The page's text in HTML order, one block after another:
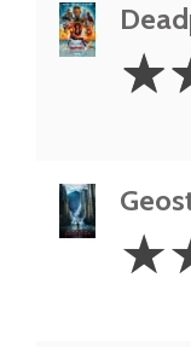
Stars
☆
1.5
Stars
☆